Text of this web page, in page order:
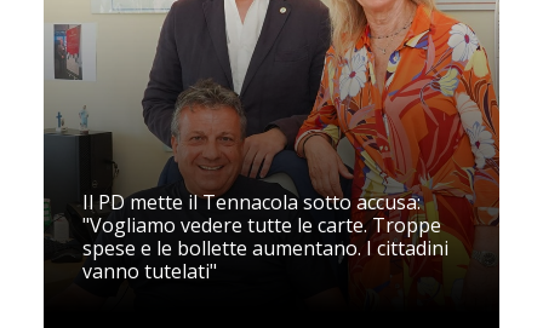
Il PD mette il Tennacola sotto accusa:
"Vogliamo vedere tutte le carte. Troppe
spese e le bollette aumentano. I cittadini
vanno tutelati"